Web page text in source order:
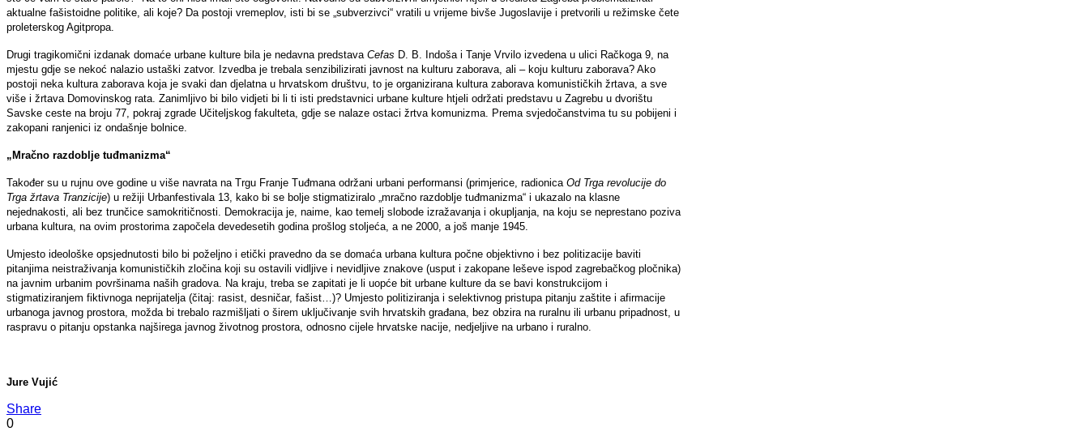
aktualne fašistoidne politike, ali koje? Da postoji vremeplov, isti bi se „subverzivci“ vratili u vrijeme bivše Jugoslavije i pretvorili u režimske čete
proleterskog Agitpropa.
Drugi tragikomični izdanak domaće urbane kulture bila je nedavna predstava Cefas D. B. Indoša i Tanje Vrvilo izvedena u ulici Račkoga 9, na
mjestu gdje se nekoć nalazio ustaški zatvor. Izvedba je trebala senzibilizirati javnost na kulturu zaborava, ali – koju kulturu zaborava? Ako
postoji neka kultura zaborava koja je svaki dan djelatna u hrvatskom društvu, to je organizirana kultura zaborava komunističkih žrtava, a sve
više i žrtava Domovinskog rata. Zanimljivo bi bilo vidjeti bi li ti isti predstavnici urbane kulture htjeli održati predstavu u Zagrebu u dvorištu
Savske ceste na broju 77, pokraj zgrade Učiteljskog fakulteta, gdje se nalaze ostaci žrtva komunizma. Prema svjedočanstvima tu su pobijeni i
zakopani ranjenici iz ondašnje bolnice.
„Mračno razdoblje tuđmanizma“
Također su u rujnu ove godine u više navrata na Trgu Franje Tuđmana održani urbani performansi (primjerice, radionica Od Trga revolucije do
Trga žrtava Tranzicije) u režiji Urbanfestivala 13, kako bi se bolje stigmatiziralo „mračno razdoblje tuđmanizma“ i ukazalo na klasne
nejednakosti, ali bez trunčice samokritičnosti. Demokracija je, naime, kao temelj slobode izražavanja i okupljanja, na koju se neprestano poziva
urbana kultura, na ovim prostorima započela devedesetih godina prošlog stoljeća, a ne 2000, a još manje 1945.
Umjesto ideološke opsjednutosti bilo bi poželjno i etički pravedno da se domaća urbana kultura počne objektivno i bez politizacije baviti
pitanjima neistraživanja komunističkih zločina koji su ostavili vidljive i nevidljive znakove (usput i zakopane leševe ispod zagrebačkog pločnika)
na javnim urbanim površinama naših gradova. Na kraju, treba se zapitati je li uopće bit urbane kulture da se bavi konstrukcijom i
stigmatiziranjem fiktivnoga neprijatelja (čitaj: rasist, desničar, fašist…)? Umjesto politiziranja i selektivnog pristupa pitanju zaštite i afirmacije
urbanoga javnog prostora, možda bi trebalo razmišljati o širem uključivanje svih hrvatskih građana, bez obzira na ruralnu ili urbanu pripadnost, u
raspravu o pitanju opstanka najširega javnog životnog prostora, odnosno cijele hrvatske nacije, nedjeljive na urbano i ruralno.
Jure Vujić
Share
0